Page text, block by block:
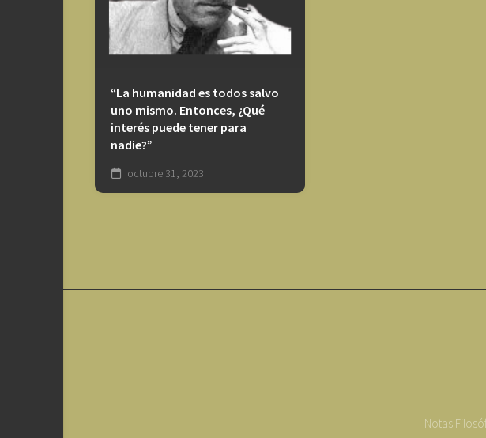
“La humanidad es todos salvo
uno mismo. Entonces, ¿Qué
interés puede tener para
nadie?”
octubre 31, 2023
Notas